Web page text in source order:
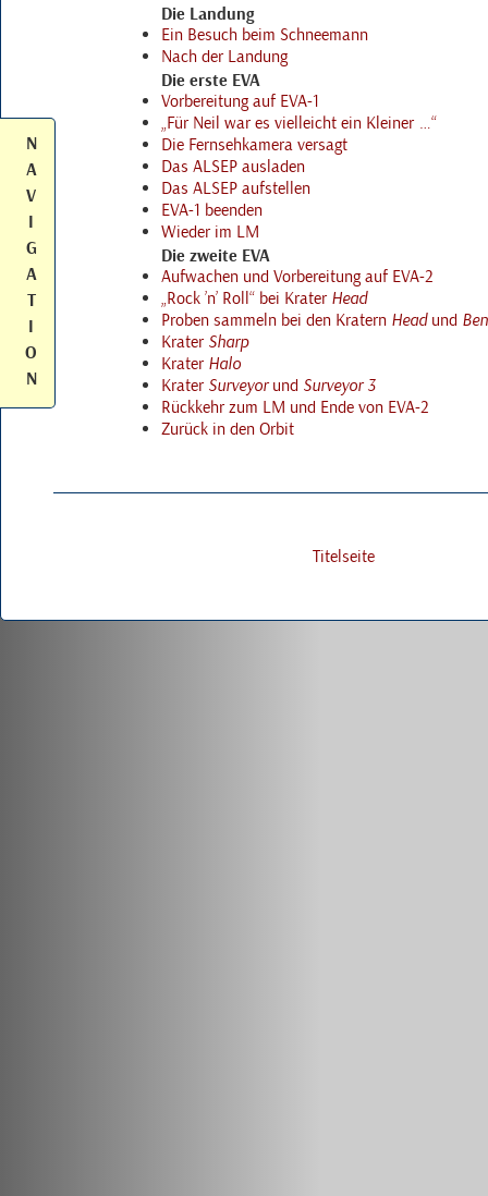
N
A
V
I
G
A
T
I
O
N
Die Landung
Ein Besuch beim Schneemann
Nach der Landung
Die erste EVA
Vorbereitung auf EVA-1
Für Neil war es vielleicht ein Kleiner …
Die Fernsehkamera versagt
DasALSEP ausladen
DasALSEP aufstellen
EVA-1 beenden
Wieder im LM
Die zweite EVA
Aufwachen und Vorbereitung auf EVA-2
Rock ’n’ Roll bei Krater Head
Proben sammeln bei den Kratern Headund
Krater Sharp
Krater Halo
Krater Surveyorund Surveyor 3
Rückkehr zum LM und Ende von EVA-2
Zurück in den Orbit
Titelseite